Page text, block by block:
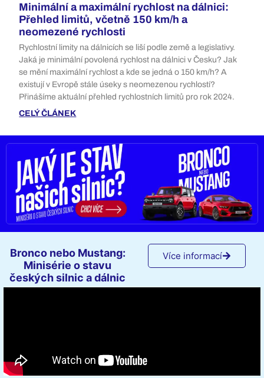
Minimální a maximální rychlost na dálnici:
Přehled limitů, včetně 150 km/h a
neomezené rychlosti
Rychlostní limity na dálnicích se liší podle země a legislativy.
Jaká je minimální povolená rychlost na dálnici v Česku? Jak
se mění maximální rychlost a kde se jedná o 150 km/h? A
existují v Evropě stále úseky s neomezenou rychlostí?
Přinášíme aktuální přehled rychlostních limitů pro rok 2024.
CELÝ ČLÁNEK
Bronco nebo Mustang:
Minisérie o stavu
českých silnic a dálnic
Více informací